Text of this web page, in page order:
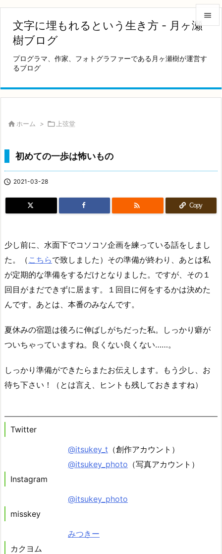
文字に埋もれるという生き方 - 月ヶ瀬
樹ブログ
プログラマ、作家、フォトグラファーである月ヶ瀬樹が運営す
るブログ



前へ
 ホーム >  上弦堂
初めての一歩は怖いもの
 2021-03-28
 Copy
少し前に、水面下でコソコソ企画を練っている話をしまし
た。（ こちらで致しました）その準備が終わり、あとは私
が定期的な準備をするだけとなりました。ですが、その１
回目がまだできずに居ます。１回目に何をするかは決めた
んです。あとは、本番のみなんです。
夏休みの宿題は後ろに伸ばしがちだった私。しっかり癖が
ついちゃっていますね。良くない良くない……。
しっかり準備ができたらまたお伝えします。もう少し、お
待ち下さい！（とは言え、ヒントも残しておきますね）
Twitter
@itsukey_t （創作アカウント）
@itsukey_photo （写真アカウント）
Instagram
@itsukey_photo
misskey
みつきー
カクヨム